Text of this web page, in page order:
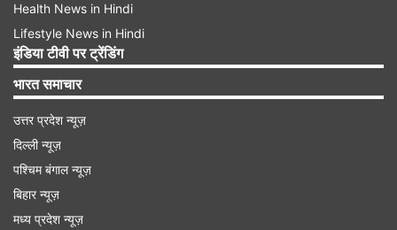
Health News in Hindi
Lifestyle News in Hindi
इंडिया टीवी पर ट्रेंडिंग
भारत समाचार
उत्तर प्रदेश न्यूज़
दिल्ली न्यूज़
पश्चिम बंगाल न्यूज़
बिहार न्यूज़
मध्य प्रदेश न्यूज़